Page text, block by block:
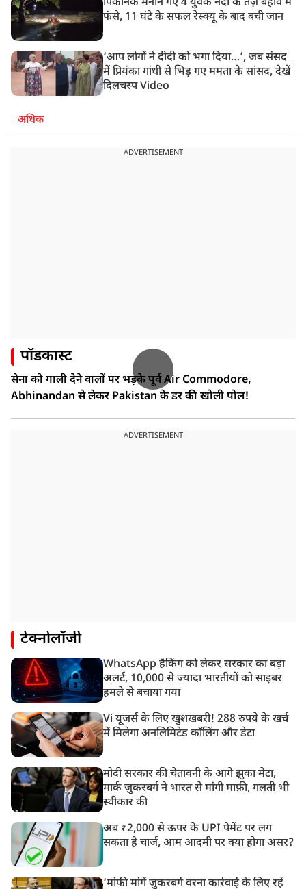
फंसे, 11 घंटे के सफल रेस्क्यू के बाद बची जान
‘आप लोगों ने दीदी को भगा दिया…’, जब संसद
में प्रियंका गांधी से भिड़ गए ममता के सांसद, देखें
दिलचस्प Video
अधिक
ADVERTISEMENT
पॉडकास्ट
सेना को गाली देने वालों पर भड़के पूर्व Air Commodore,
Abhinandan से लेकर Pakistan के डर की खोली पोल!
ADVERTISEMENT
टेक्नोलॉजी
WhatsApp हैकिंग को लेकर सरकार का बड़ा
अलर्ट, 10,000 से ज्यादा भारतीयों को साइबर
हमले से बचाया गया
Vi यूजर्स के लिए खुशखबरी! 288 रुपये के खर्च
में मिलेगा अनलिमिटेड कॉलिंग और डेटा
मोदी सरकार की चेतावनी के आगे झुका मेटा,
मार्क ज़ुकरबर्ग ने भारत से मांगी माफ़ी, गलती भी
स्वीकार की
अब ₹2,000 से ऊपर के UPI पेमेंट पर लग
सकता है चार्ज, आम आदमी पर क्या होगा असर?
‘मांफी मांगें जुकरबर्ग वरना कार्रवाई के लिए रहें